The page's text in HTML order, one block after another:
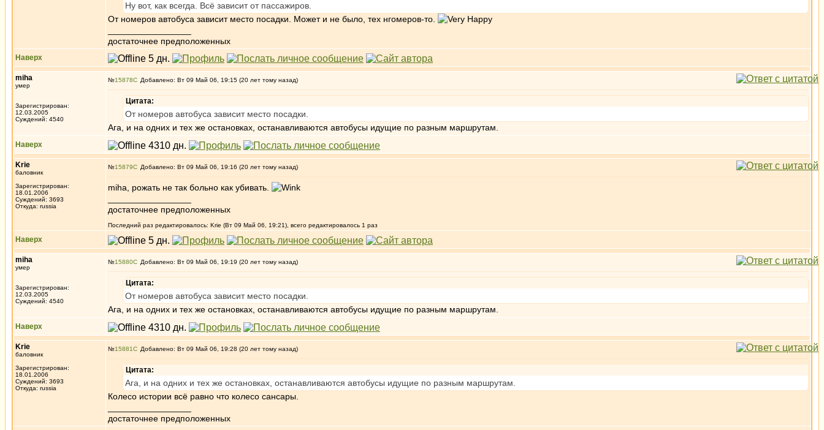
Ну вот, как всегда. Всё зависит от пассажиров.
От номеров автобуса зависит место посадки. Может и не было, тех нгомеров-то.
достаточнее предположенных
Наверх
miha
умер
Зарегистрирован:
12.03.2005
Суждений: 4540
№15878 Добавлено: Вт 09 Май 06, 19:15 (20 лет тому назад)
Цитата:
От номеров автобуса зависит место посадки.
Ага, и на одних и тех же остановках, останавливаются автобусы идущие по разным маршрутам.
Наверх
Krie
баловник
Зарегистрирован:
18.01.2006
Суждений: 3693
Откуда: russia
№15879 Добавлено: Вт 09 Май 06, 19:16 (20 лет тому назад)
miha, рожать не так больно как убивать.
достаточнее предположенных
Последний раз редактировалось: Krie (Вт 09 Май 06, 19:21), всего редактировалось 1 раз
Наверх
miha
умер
Зарегистрирован:
12.03.2005
Суждений: 4540
№15880 Добавлено: Вт 09 Май 06, 19:19 (20 лет тому назад)
Цитата:
От номеров автобуса зависит место посадки.
Ага, и на одних и тех же остановках, останавливаются автобусы идущие по разным маршрутам.
Наверх
Krie
баловник
Зарегистрирован:
18.01.2006
Суждений: 3693
Откуда: russia
№15881 Добавлено: Вт 09 Май 06, 19:28 (20 лет тому назад)
Цитата:
Ага, и на одних и тех же остановках, останавливаются автобусы идущие по разным маршрутам.
Колесо истории всё равно что колесо сансары.
достаточнее предположенных